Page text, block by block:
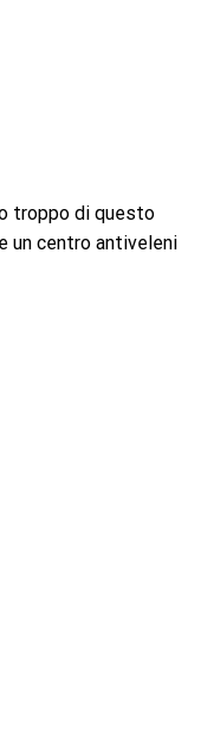
troppo di questo
un centro antiveleni